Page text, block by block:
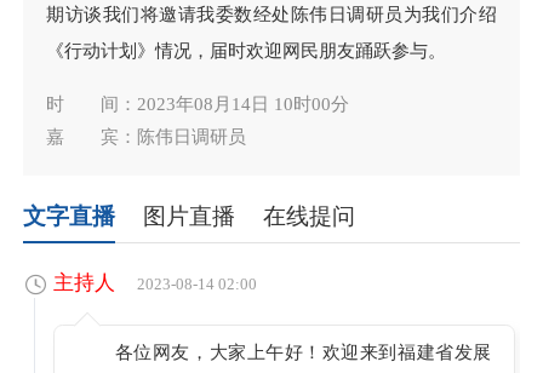
期访谈我们将邀请我委数经处陈伟日调研员为我们介绍
《行动计划》情况，届时欢迎网民朋友踊跃参与。
时 间：2023年08月14日 10时00分
嘉 宾：陈伟日调研员
文字直播 图片直播 在线提问
主持人 2023-08-14 02:00
各位网友，大家上午好！欢迎来到福建省发展